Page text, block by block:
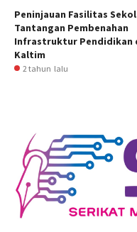
Peninjauan Fasilitas
Tantangan Pembenahan
Infrastruktur Pendidikan
Kaltim
2 tahun lalu